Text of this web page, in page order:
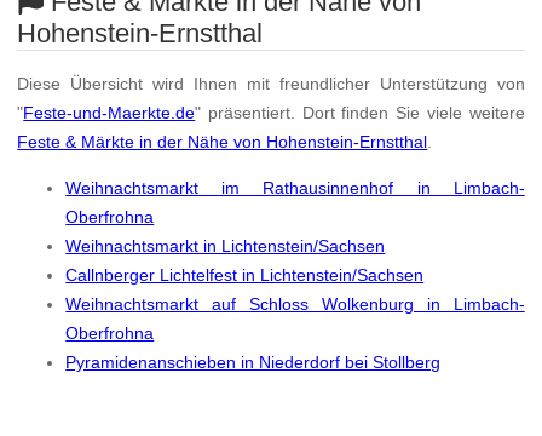
Hohenstein-Ernstthal
Diese Übersicht wird Ihnen mit freundlicher Unterstützung von
"Feste-und-Maerkte.de" präsentiert. Dort finden Sie viele weitere
Feste & Märkte in der Nähe von Hohenstein-Ernstthal
Weihnachtsmarkt im Rathausinnenhof in Limbach-
Oberfrohna
Weihnachtsmarkt in Lichtenstein/Sachsen
Callnberger Lichtelfest in Lichtenstein/Sachsen
Weihnachtsmarkt auf Schloss Wolkenburg in Limbach-
Oberfrohna
Pyramidenanschieben in Niederdorf bei Stollberg